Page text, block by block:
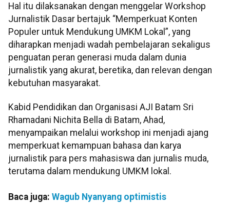
Hal itu dilaksanakan dengan menggelar Workshop
Jurnalistik Dasar bertajuk “Memperkuat Konten
Populer untuk Mendukung UMKM Lokal”, yang
diharapkan menjadi wadah pembelajaran sekaligus
penguatan peran generasi muda dalam dunia
jurnalistik yang akurat, beretika, dan relevan dengan
kebutuhan masyarakat.
Kabid Pendidikan dan Organisasi AJI Batam Sri
Rhamadani Nichita Bella di Batam, Ahad,
menyampaikan melalui workshop ini menjadi ajang
memperkuat kemampuan bahasa dan karya
jurnalistik para pers mahasiswa dan jurnalis muda,
terutama dalam mendukung UMKM lokal.
Baca juga: Wagub Nyanyang optimistis